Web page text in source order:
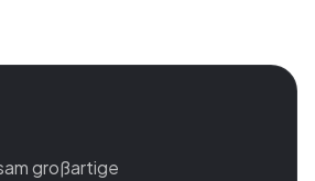
großartige